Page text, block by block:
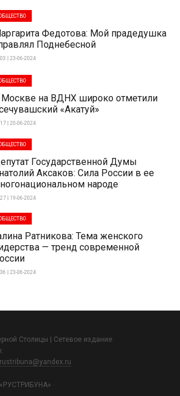
Федотова: Мой прадедушка
Поднебесной
| 23-06-2024
Москве на ВДНХ широко отметили
«Акатуй»
| 20-06-2024
Государственной Думы
Аксаков: Сила России в ее
народе
| 19-06-2024
Ратникова: Тема женского
— тренд современной
| 23-06-2024
Столицы | Сетевое издание.
rustribuna@yandex.ru